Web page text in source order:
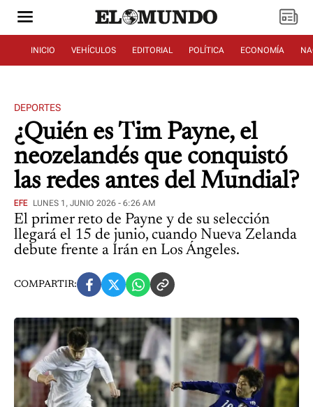
INICIO VEHÍCULOS EDITORIAL POLÍTICA ECONOMÍA
DEPORTES
¿Quién es Tim Payne, el
neozelandés que conquistó
las redes antes del Mundial?
EFE LUNES 1, JUNIO 2026 - 6:26 AM
El primer reto de Payne y de su selección
llegará el 15 de junio, cuando Nueva Zelanda
debute frente a Irán en Los Ángeles.
COMPARTIR: